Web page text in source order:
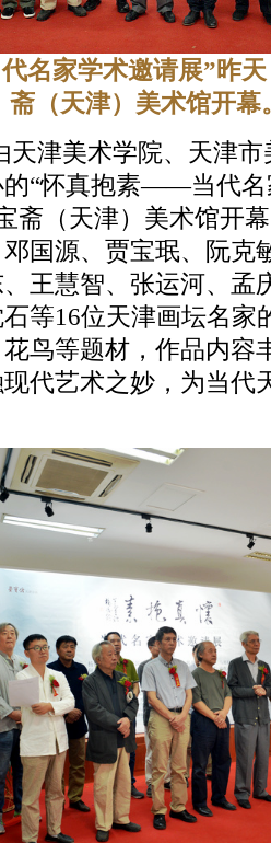
名家学术邀请展”昨天
斋（天津）美术馆开幕
津美术学院、天津市
的“怀真抱素——当代名
斋（天津）美术馆开
国源、贾宝珉、阮克
王慧智、张运河、孟
等16位天津画坛名家
鸟等题材，作品内容
代艺术之妙，为当代